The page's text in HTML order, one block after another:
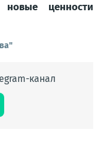
ценности
канал